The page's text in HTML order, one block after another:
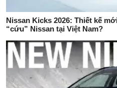
Nissan Kicks 2026: Thiết kế
“cứu” Nissan tại Việt Nam?